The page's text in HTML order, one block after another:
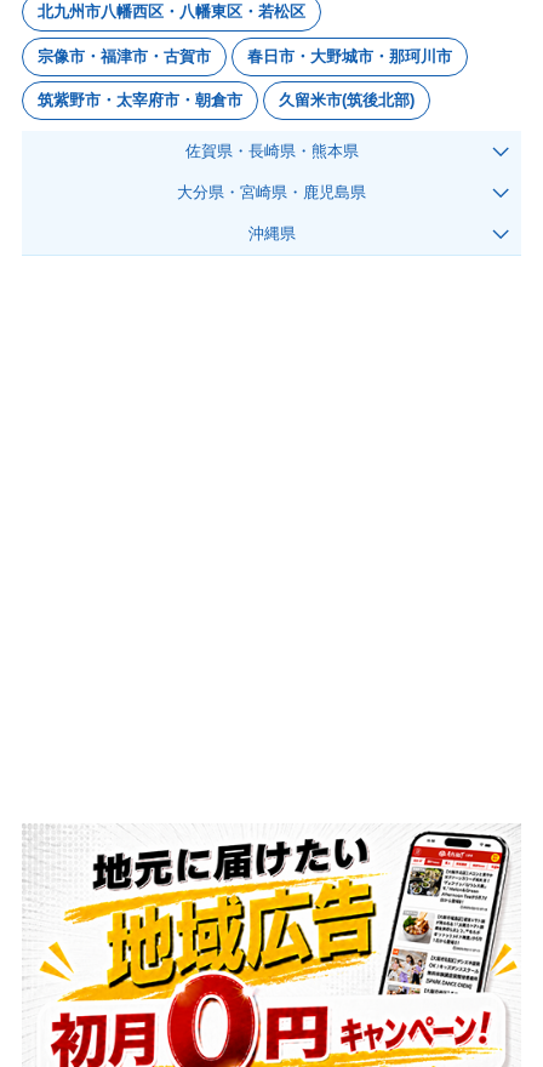
北九州市八幡西区・八幡東区・若松区
宗像市・福津市・古賀市 春日市・大野城市・那珂川市
筑紫野市・太宰府市・朝倉市 久留米市(筑後北部)
佐賀県・長崎県・熊本県
大分県・宮崎県・鹿児島県
沖縄県